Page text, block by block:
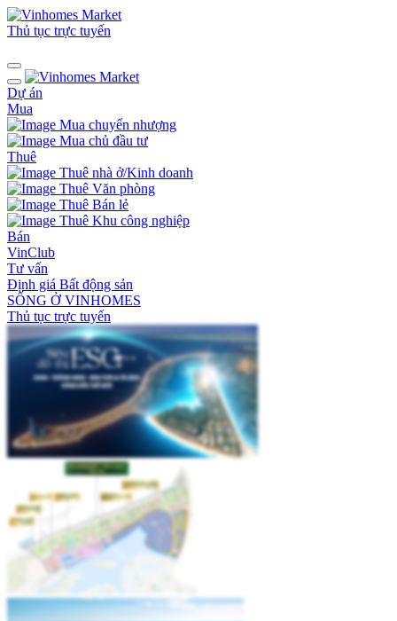
Thủ tục trực tuyến
Dự án
Mua
Mua chuyển nhượng
Mua chủ đầu tư
Thuê
Thuê nhà ở/Kinh doanh
Thuê Văn phòng
Thuê Bán lẻ
Thuê Khu công nghiệp
Bán
VinClub
Tư vấn
Định giá Bất động sản
SỐNG Ở VINHOMES
Thủ tục trực tuyến